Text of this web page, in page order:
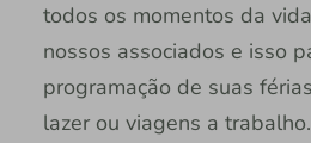
todos os momentos da
nossos associados e isso
programação de suas
lazer ou viagens a